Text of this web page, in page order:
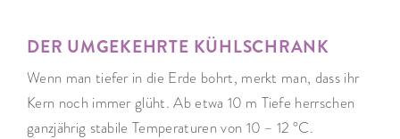
DER UMGEKEHRTE KÜHLSCHRANK
Wenn man tiefer in die Erde bohrt, merkt man, dass ihr
Kern noch immer glüht. Ab etwa 10 m Tiefe herrschen
ganzjährig ­stabile Temperaturen von 10 – 12 °C.